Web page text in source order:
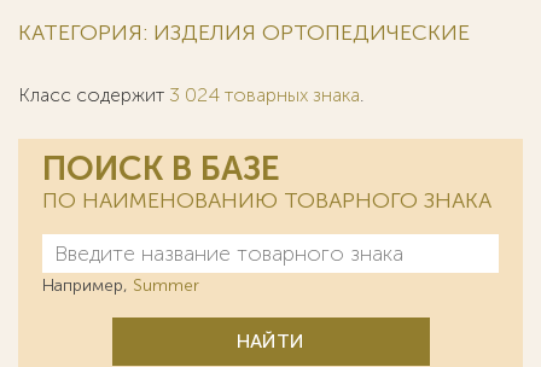
КАТЕГОРИЯ: ИЗДЕЛИЯ ОРТОПЕДИЧЕСКИЕ
Класс содержит 3 024 товарных знака.
ПОИСК В БАЗЕ
ПО НАИМЕНОВАНИЮ ТОВАРНОГО ЗНАКА
Например, Summer
НАЙТИ